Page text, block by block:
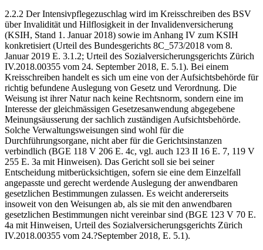
2.2.2 Der Intensivpflegezuschlag wird im Kreisschreiben des BSV
über Invalidität und Hilflosigkeit in der Invalidenversicherung
(KSIH, Stand 1. Januar 2018) sowie im Anhang IV zum KSIH
konkretisiert (Urteil des Bundesgerichts 8C_573/2018 vom 8.
Januar 2019 E. 3.1.2; Urteil des Sozialversicherungsgerichts Zürich
IV.2018.00355 vom 24. September 2018, E. 5.1). Bei einem
Kreisschreiben handelt es sich um eine von der Aufsichtsbehörde für
richtig befundene Auslegung von Gesetz und Verordnung. Die
Weisung ist ihrer Natur nach keine Rechtsnorm, sondern eine im
Interesse der gleichmässigen Gesetzesanwendung abgegebene
Meinungsäusserung der sachlich zuständigen Aufsichtsbehörde.
Solche Verwaltungsweisungen sind wohl für die
Durchführungsorgane, nicht aber für die Gerichtsinstanzen
verbindlich (BGE 118 V 206 E. 4c, vgl. auch 123 II 16 E. 7, 119 V
255 E. 3a mit Hinweisen). Das Gericht soll sie bei seiner
Entscheidung mitberücksichtigen, sofern sie eine dem Einzelfall
angepasste und gerecht werdende Auslegung der anwendbaren
gesetzlichen Bestimmungen zulassen. Es weicht andererseits
insoweit von den Weisungen ab, als sie mit den anwendbaren
gesetzlichen Bestimmungen nicht vereinbar sind (BGE 123 V 70 E.
4a mit Hinweisen, Urteil des Sozialversicherungsgerichts Zürich
IV.2018.00355 vom 24.?September 2018, E. 5.1).